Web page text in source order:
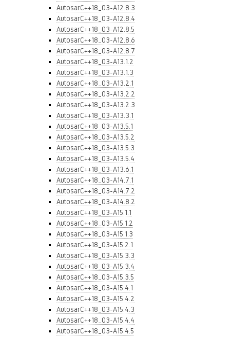
AutosarC++18_03-A12.8.3
AutosarC++18_03-A12.8.4
AutosarC++18_03-A12.8.5
AutosarC++18_03-A12.8.6
AutosarC++18_03-A12.8.7
AutosarC++18_03-A13.1.2
AutosarC++18_03-A13.1.3
AutosarC++18_03-A13.2.1
AutosarC++18_03-A13.2.2
AutosarC++18_03-A13.2.3
AutosarC++18_03-A13.3.1
AutosarC++18_03-A13.5.1
AutosarC++18_03-A13.5.2
AutosarC++18_03-A13.5.3
AutosarC++18_03-A13.5.4
AutosarC++18_03-A13.6.1
AutosarC++18_03-A14.7.1
AutosarC++18_03-A14.7.2
AutosarC++18_03-A14.8.2
AutosarC++18_03-A15.1.1
AutosarC++18_03-A15.1.2
AutosarC++18_03-A15.1.3
AutosarC++18_03-A15.2.1
AutosarC++18_03-A15.3.3
AutosarC++18_03-A15.3.4
AutosarC++18_03-A15.3.5
AutosarC++18_03-A15.4.1
AutosarC++18_03-A15.4.2
AutosarC++18_03-A15.4.3
AutosarC++18_03-A15.4.4
AutosarC++18_03-A15.4.5